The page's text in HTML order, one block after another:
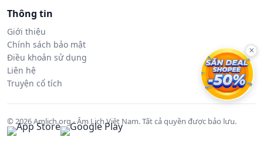
Thông tin
Giới thiệu
Chính sách bảo mật
Điều khoản sử dụng
Liên hệ
Truyện cổ tích
© 2026 Amlich.org - Âm Lịch Việt Nam. Tất cả quyền được bảo lưu.
×